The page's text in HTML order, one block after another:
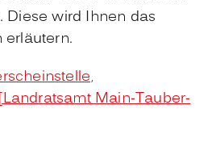
Diese wird Ihnen das
erläutern.
Main-Tauber-